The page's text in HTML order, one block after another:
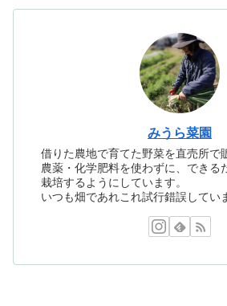
みうら菜園
借りた農地で育てた野菜を直売所で
農薬・化学肥料を使わずに、できる
栽培するようにしています。
いつも畑であれこれ試行錯誤してい